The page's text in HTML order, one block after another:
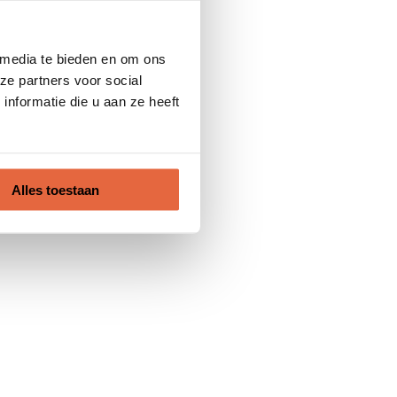
te bieden en om ons
partners voor social
die u aan ze heeft
Alles toestaan